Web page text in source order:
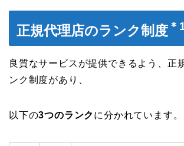
正規代理店のランク制度 ＊
良質なサービスが提供できるよう、正
ンク制度があり、
以下の3つのランク に分かれています。